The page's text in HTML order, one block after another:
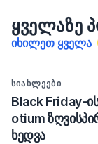
ᲧᲕᲔᲚᲐᲖᲔ
იხილეთ ყველა
ᲡᲘᲐᲮᲚᲔᲔᲑᲘ
Black Friday-
otium
ხედვა